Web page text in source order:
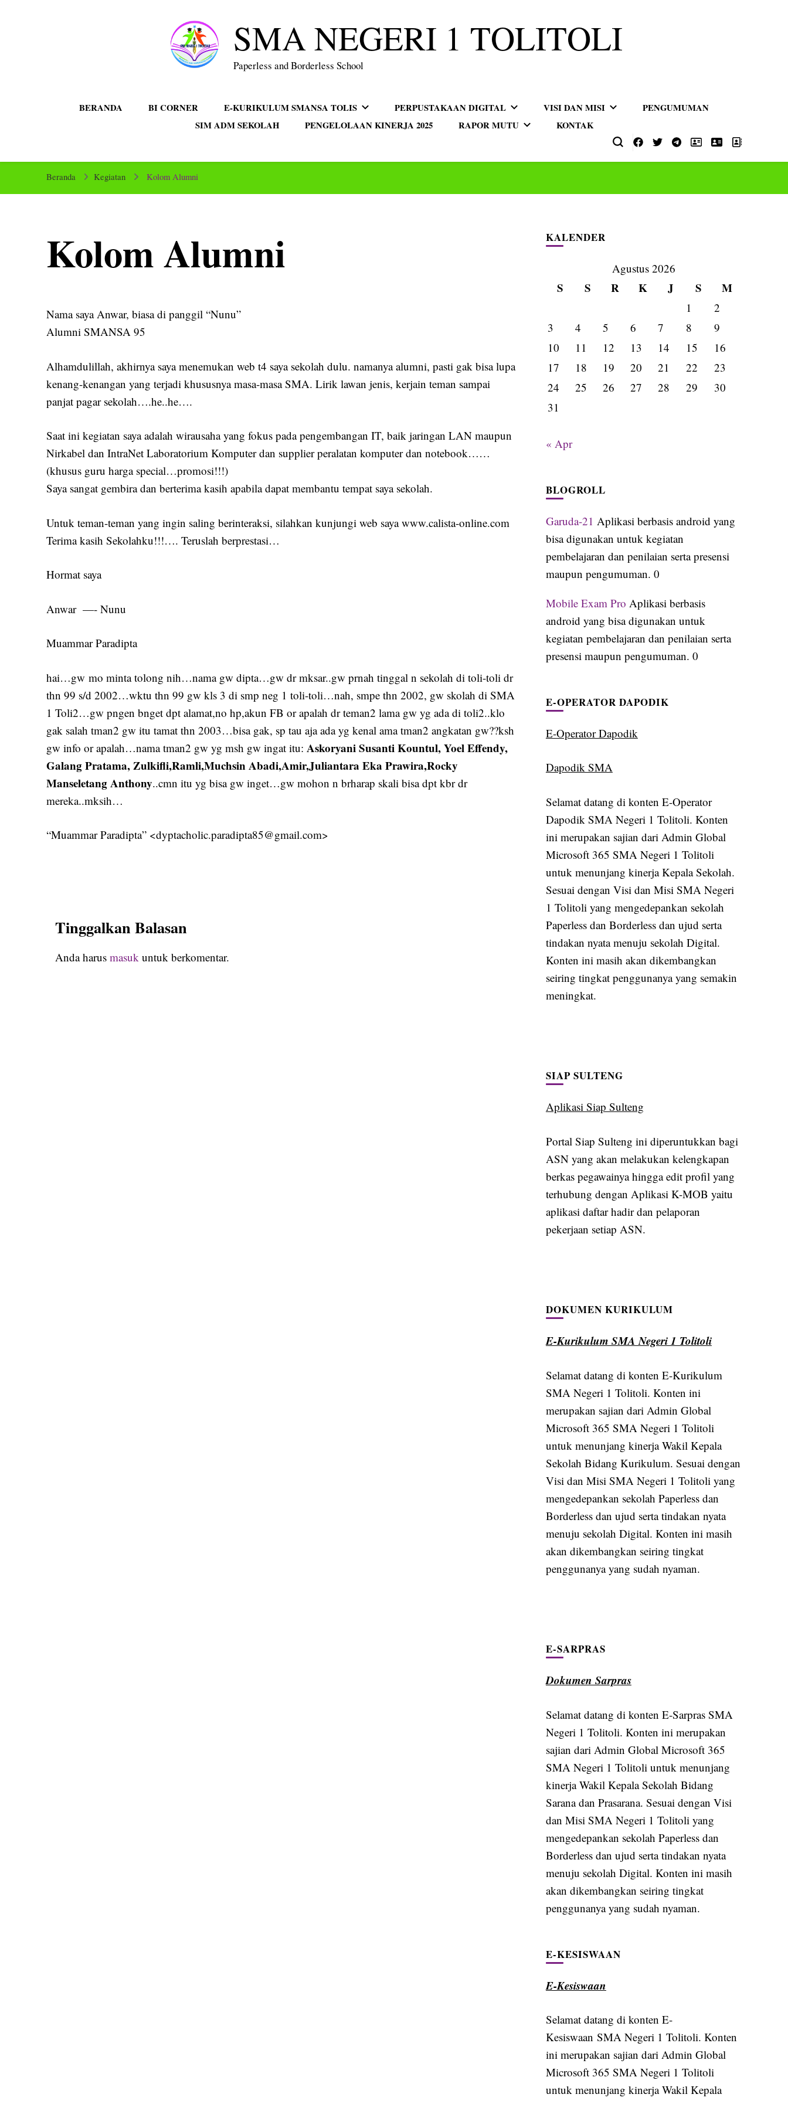
SMA NEGERI 1 TOLITOLI
Paperless and Borderless School
BERANDA BI CORNER E-KURIKULUM SMANSA TOLIS PERPUSTAKAAN DIGITAL VISI DAN MISI
PENGUMUMAN
SIM ADM SEKOLAH
PENGELOLAAN KINERJA 2025 RAPOR MUTU KONTAK
Beranda Kegiatan Kolom Alumni
Kolom Alumni
Nama saya Anwar, biasa di panggil “Nunu”
Alumni SMANSA 95
Alhamdulillah, akhirnya saya menemukan web t4 saya sekolah dulu. namanya alumni, pasti gak bisa lupa
kenang-kenangan yang terjadi khususnya masa-masa SMA. Lirik lawan jenis, kerjain teman sampai
panjat pagar sekolah….he..he….
Saat ini kegiatan saya adalah wirausaha yang fokus pada pengembangan IT, baik jaringan LAN maupun
Nirkabel dan IntraNet Laboratorium Komputer dan supplier peralatan komputer dan notebook……
(khusus guru harga special…promosi!!!)
Saya sangat gembira dan berterima kasih apabila dapat membantu tempat saya sekolah.
Untuk teman-teman yang ingin saling berinteraksi, silahkan kunjungi web saya www.calista-online.com
Terima kasih Sekolahku!!!…. Teruslah berprestasi…
Hormat saya
Anwar —- Nunu
Muammar Paradipta
hai…gw mo minta tolong nih…nama gw dipta…gw dr mksar..gw prnah tinggal n sekolah di toli-toli dr
thn 99 s/d 2002…wktu thn 99 gw kls 3 di smp neg 1 toli-toli…nah, smpe thn 2002, gw skolah di SMA
1 Toli2…gw pngen bnget dpt alamat,no hp,akun FB or apalah dr teman2 lama gw yg ada di toli2..klo
gak salah tman2 gw itu tamat thn 2003…bisa gak, sp tau aja ada yg kenal ama tman2 angkatan gw??ksh
gw info or apalah…nama tman2 gw yg msh gw ingat itu: Askoryani Susanti Kountul, Yoel Effendy,
Galang Pratama, Zulkifli,Ramli,Muchsin Abadi,Amir,Juliantara Eka Prawira,Rocky
Manseletang Anthony..cmn itu yg bisa gw inget…gw mohon n brharap skali bisa dpt kbr dr
mereka..mksih…
“Muammar Paradipta” <dyptacholic.paradipta85@gmail.com>
Tinggalkan Balasan
Anda harus masuk untuk berkomentar.
KALENDER
Agustus 2026
S S R K J S M
1
2
3
4 5 6 7 8
9
10
11 12 13 14 15
16
17
18 19 20 21 22
23
24
25 26 27 28 29
30
31
« Apr
BLOGROLL
Garuda-21 Aplikasi berbasis android yang
bisa digunakan untuk kegiatan
pembelajaran dan penilaian serta presensi
maupun pengumuman. 0
Mobile Exam Pro Aplikasi berbasis
android yang bisa digunakan untuk
kegiatan pembelajaran dan penilaian serta
presensi maupun pengumuman. 0
E-OPERATOR DAPODIK
E-Operator Dapodik
Dapodik SMA
Selamat datang di konten E-Operator
Dapodik SMA Negeri 1 Tolitoli. Konten
ini merupakan sajian dari Admin Global
Microsoft 365 SMA Negeri 1 Tolitoli
untuk menunjang kinerja Kepala Sekolah.
Sesuai dengan Visi dan Misi SMA Negeri
1 Tolitoli yang mengedepankan sekolah
Paperless dan Borderless dan ujud serta
tindakan nyata menuju sekolah Digital.
Konten ini masih akan dikembangkan
seiring tingkat penggunanya yang semakin
meningkat.
SIAP SULTENG
Aplikasi Siap Sulteng
Portal Siap Sulteng ini diperuntukkan bagi
ASN yang akan melakukan kelengkapan
berkas pegawainya hingga edit profil yang
terhubung dengan Aplikasi K-MOB yaitu
aplikasi daftar hadir dan pelaporan
pekerjaan setiap ASN.
DOKUMEN KURIKULUM
E-Kurikulum SMA Negeri 1 Tolitoli
Selamat datang di konten E-Kurikulum
SMA Negeri 1 Tolitoli. Konten ini
merupakan sajian dari Admin Global
Microsoft 365 SMA Negeri 1 Tolitoli
untuk menunjang kinerja Wakil Kepala
Sekolah Bidang Kurikulum. Sesuai dengan
Visi dan Misi SMA Negeri 1 Tolitoli yang
mengedepankan sekolah Paperless dan
Borderless dan ujud serta tindakan nyata
menuju sekolah Digital. Konten ini masih
akan dikembangkan seiring tingkat
penggunanya yang sudah nyaman.
E-SARPRAS
Dokumen Sarpras
Selamat datang di konten E-Sarpras SMA
Negeri 1 Tolitoli. Konten ini merupakan
sajian dari Admin Global Microsoft 365
SMA Negeri 1 Tolitoli untuk menunjang
kinerja Wakil Kepala Sekolah Bidang
Sarana dan Prasarana. Sesuai dengan Visi
dan Misi SMA Negeri 1 Tolitoli yang
mengedepankan sekolah Paperless dan
Borderless dan ujud serta tindakan nyata
menuju sekolah Digital. Konten ini masih
akan dikembangkan seiring tingkat
penggunanya yang sudah nyaman.
E-KESISWAAN
E-Kesiswaan
Selamat datang di konten E-
Kesiswaan SMA Negeri 1 Tolitoli. Konten
ini merupakan sajian dari Admin Global
Microsoft 365 SMA Negeri 1 Tolitoli
untuk menunjang kinerja Wakil Kepala